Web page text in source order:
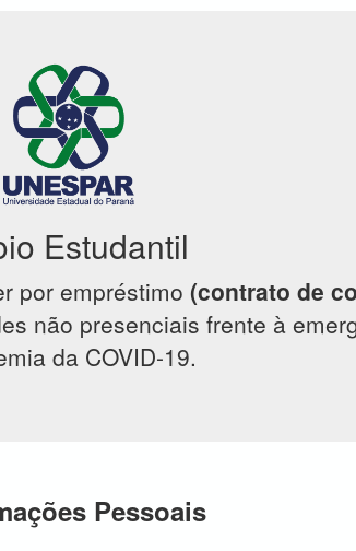
Estudantil
por empréstimo (contrato de
não presenciais frente à
da COVID-19.
Pessoais